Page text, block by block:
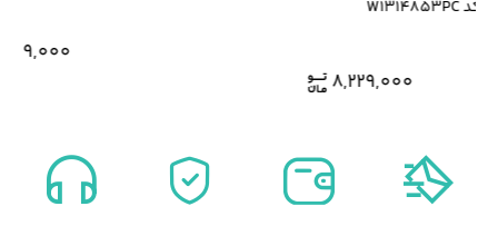
8,229,000
8,149,000